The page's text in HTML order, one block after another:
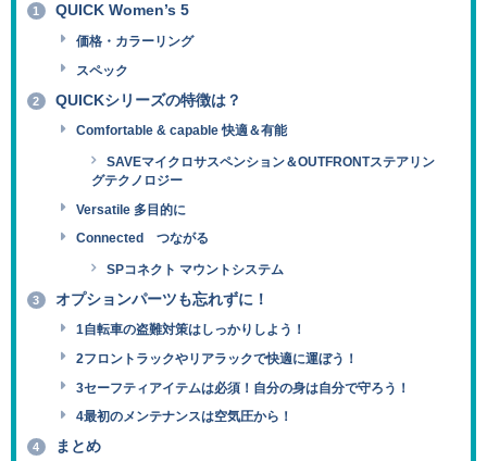
1 QUICK Women’s 5
価格・カラーリング
スペック
2 QUICKシリーズの特徴は？
Comfortable & capable 快適＆有能
SAVEマイクロサスペンション＆OUTFRONTステアリン
グテクノロジー
Versatile 多目的に
Connected つながる
SPコネクト マウントシステム
3 オプションパーツも忘れずに！
1自転車の盗難対策はしっかりしよう！
2フロントラックやリアラックで快適に運ぼう！
3セーフティアイテムは必須！自分の身は自分で守ろう！
4最初のメンテナンスは空気圧から！
4 まとめ